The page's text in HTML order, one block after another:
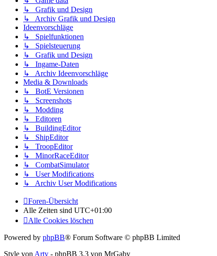
↳ Grafik und Design
↳ Archiv Grafik und Design
Ideenvorschläge
↳ Spielfunktionen
↳ Spielsteuerung
↳ Grafik und Design
↳ Ingame-Daten
↳ Archiv Ideenvorschläge
Media & Downloads
↳ BotE Versionen
↳ Screenshots
↳ Modding
↳ Editoren
↳ BuildingEditor
↳ ShipEditor
↳ TroopEditor
↳ MinorRaceEditor
↳ CombatSimulator
↳ User Modifications
↳ Archiv User Modifications
Foren-Übersicht
Alle Zeiten sind UTC+01:00
Alle Cookies löschen
Powered by phpBB® Forum Software © phpBB Limited
Style von Arty - phpBB 3.3 von MrGaby